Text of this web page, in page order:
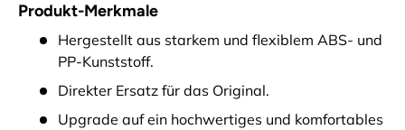
Produkt-Merkmale
Hergestellt aus starkem und flexiblem ABS- und
PP-Kunststoff.
Direkter Ersatz für das Original.
Upgrade auf ein hochwertiges und komfortables